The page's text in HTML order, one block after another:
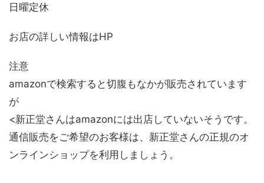
日曜定休
お店の詳しい情報はHP
注意
amazonで検索すると切腹もなかが販売されています
が
<新正堂さんはamazonには出店していないそうです。
通信販売をご希望のお客様は、新正堂さんの正規のオ
ンラインショップを利用しましょう。